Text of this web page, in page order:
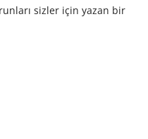
sizler için yazan bir